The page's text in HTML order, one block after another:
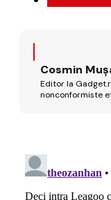
Cosmin
Editor la
nonconformiste